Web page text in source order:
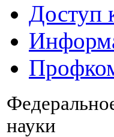
Доступ
науки